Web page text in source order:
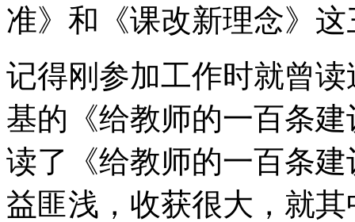
准》和《课改新理念》
记得刚参加工作时就曾
基的《给教师的一百条
读了《给教师的一百条
益匪浅，收获很大，就